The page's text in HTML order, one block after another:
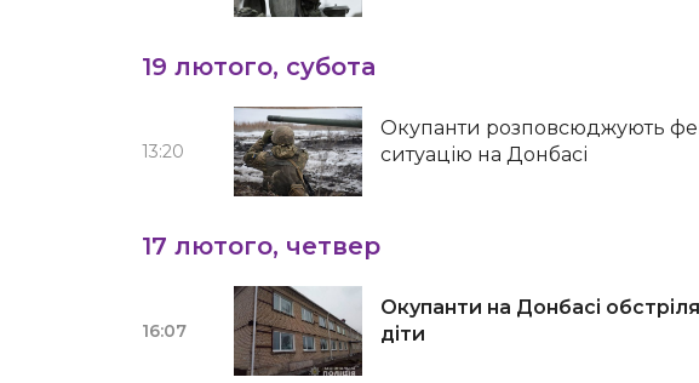
19 лютого, субота
13:20
Окупанти розповсюджують
ситуацію на Донбасі
17 лютого, четвер
16:07
Окупанти на Донбасі
діти